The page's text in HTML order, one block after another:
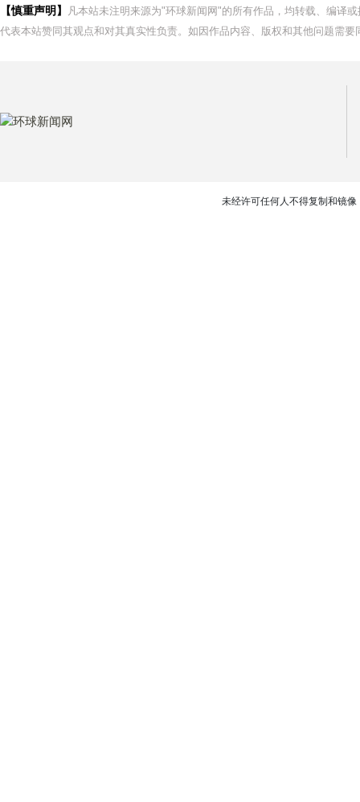
【慎重声明】
凡本站未注明来源为"环球新闻网"的所有作品，均转载、编译
代表本站赞同其观点和对其真实性负责。如因作品内容、版权和其他问题需
未经许可任何人不得复制和镜